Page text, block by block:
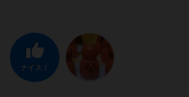
ナイス！